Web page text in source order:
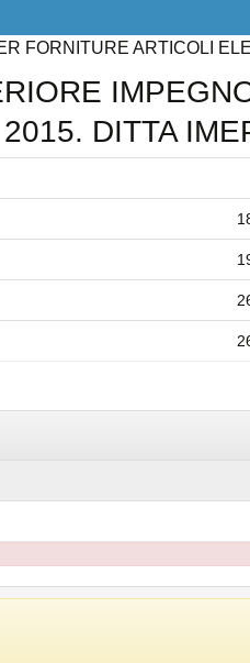
FORNITURE ARTICOLI
DITTA